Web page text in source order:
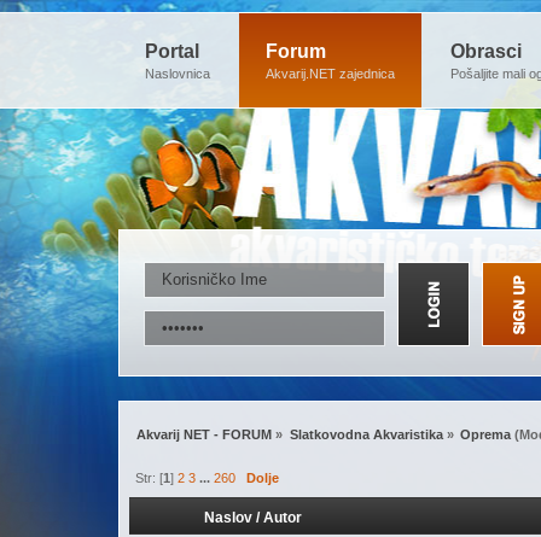
Portal
Naslovnica
Forum
Akvarij.NET zajednica
Obrasci
Pošaljite mali
Akvarij NET - FORUM » Slatkovodna Akvaristika» Oprema
Str: [1]2 3 ...260 Dolje
Naslov /Autor